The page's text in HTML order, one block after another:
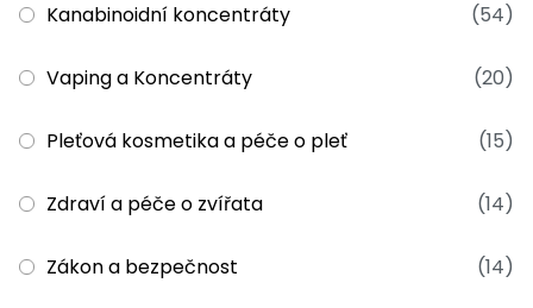
Kanabinoidní koncentráty (54)
Vaping a Koncentráty (20)
Pleťová kosmetika a péče o pleť (15)
Zdraví a péče o zvířata (14)
Zákon a bezpečnost (14)